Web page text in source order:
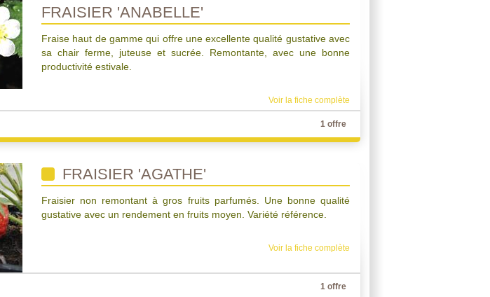
FRAISIER 'ANABELLE'
Fraise haut de gamme qui offre une excellente qualité gustative avec
sa chair ferme, juteuse et sucrée. Remontante, avec une bonne
productivité estivale.
Voir la fiche complète
1 offre
FRAISIER 'AGATHE'
Fraisier non remontant à gros fruits parfumés. Une bonne qualité
gustative avec un rendement en fruits moyen. Variété référence.
Voir la fiche complète
1 offre